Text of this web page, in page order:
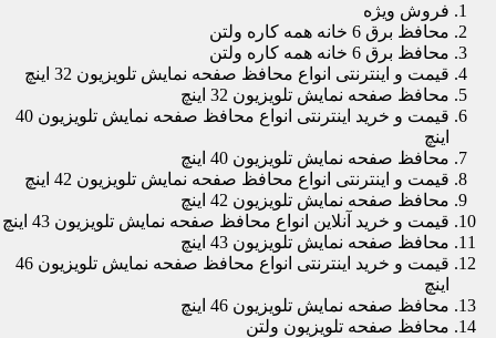
فروش ویژه
محافظ برق 6 خانه همه کاره ولتن
محافظ برق 6 خانه همه کاره ولتن
قیمت و اینترنتی انواع محافظ صفحه نمایش تلویزیون 32 اینچ
محافظ صفحه نمایش تلویزیون 32 اینچ
قیمت و خرید اینترنتی انواع محافظ صفحه نمایش تلویزیون 40
اینچ
محافظ صفحه نمایش تلویزیون 40 اینچ
قیمت و اینترنتی انواع محافظ صفحه نمایش تلویزیون 42 اینچ
محافظ صفحه نمایش تلویزیون 42 اینچ
قیمت و خرید آنلاین انواع محافظ صفحه نمایش تلویزیون 43 اینچ
محافظ صفحه نمایش تلویزیون 43 اینچ
قیمت و خرید اینترنتی انواع محافظ صفحه نمایش تلویزیون 46
اینچ
محافظ صفحه نمایش تلویزیون 46 اینچ
محافظ صفحه تلویزیون ولتن